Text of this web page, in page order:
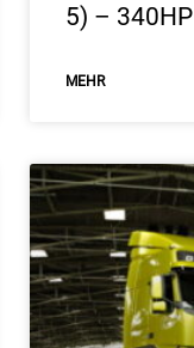
5) – 340HP
ΜEHR